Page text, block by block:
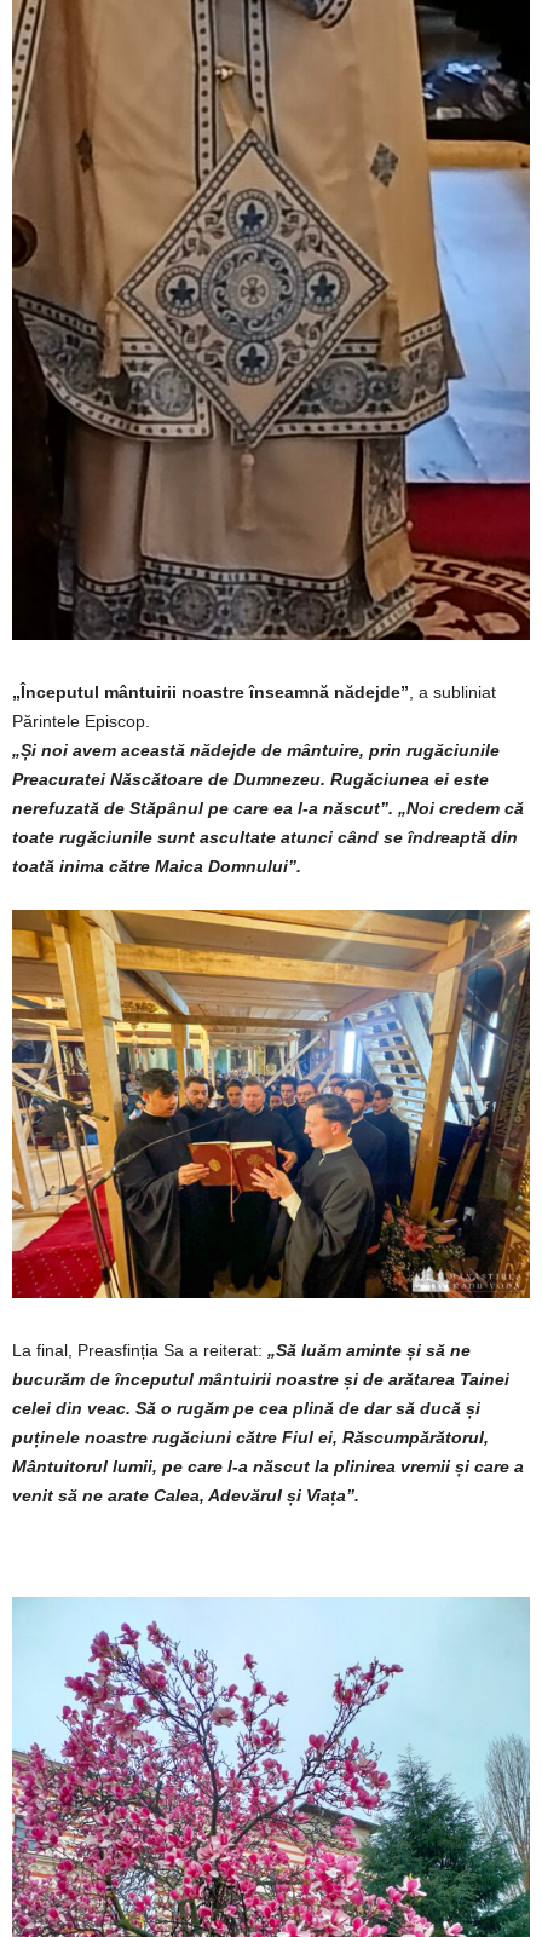
„Începutul mântuirii noastre înseamnă nădejde”, a subliniat
Părintele Episcop.
„Și noi avem această nădejde de mântuire, prin rugăciunile
Preacuratei Născătoare de Dumnezeu. Rugăciunea ei este
nerefuzată de Stăpânul pe care ea l-a născut”. „Noi credem că
toate rugăciunile sunt ascultate atunci când se îndreaptă din
toată inima către Maica Domnului”.
La final, Preasfinția Sa a reiterat: „Să luăm aminte și să ne
bucurăm de începutul mântuirii noastre și de arătarea Tainei
celei din veac. Să o rugăm pe cea plină de dar să ducă și
puținele noastre rugăciuni către Fiul ei, Răscumpărătorul,
Mântuitorul lumii, pe care l-a născut la plinirea vremii și care a
venit să ne arate Calea, Adevărul și Viața”.